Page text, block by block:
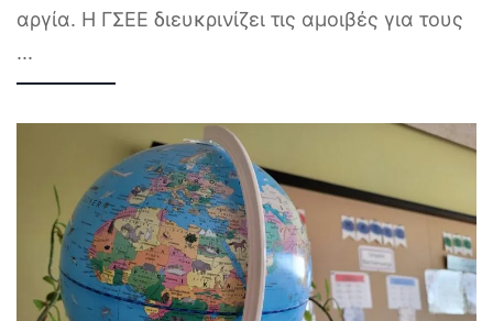
αργία. Η ΓΣΕΕ διευκρινίζει τις αμοιβές για τους
...